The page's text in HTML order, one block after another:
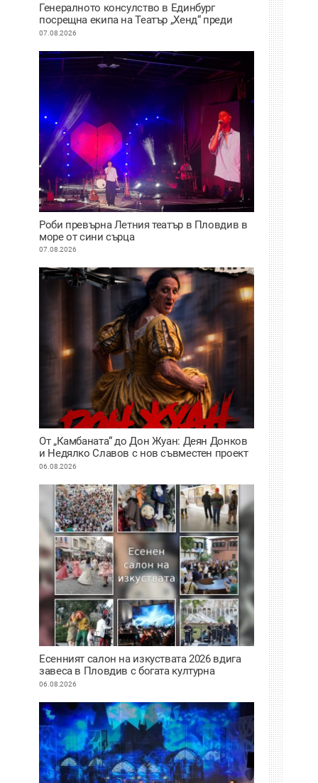
Генералното консулство в Единбург
посрещна екипа на Театър „Хенд“ преди
историческия им дебют на световния
07.08.2026
Роби превърна Летния театър в Пловдив в
море от сини сърца
07.08.2026
От „Камбаната“ до Дон Жуан: Деян Донков
и Недялко Славов с нов съвместен проект
в Пловдив
06.08.2026
Есенният салон на изкуствата 2026 вдига
завеса в Пловдив с богата културна
програма
06.08.2026